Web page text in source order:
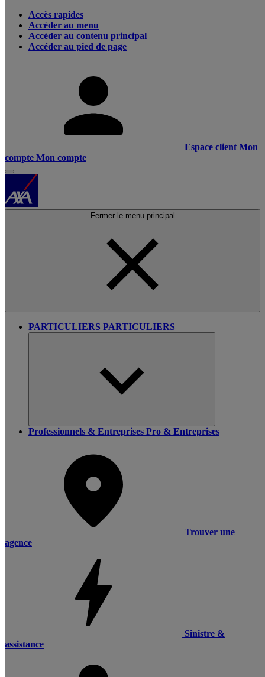
Accès rapides
Accéder au menu
Accéder au contenu principal
Accéder au pied de page
Espace client Mon
compte Mon compte
Fermer le menu principal
PARTICULIERS PARTICULIERS
Professionnels & Entreprises Pro & Entreprises
Trouver une
agence
Sinistre &
assistance